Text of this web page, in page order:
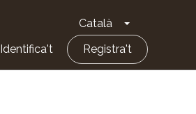
Català Toggle
Identifica't Registra't